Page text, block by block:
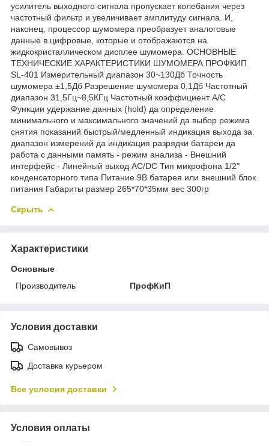
усилитель выходного сигнала пропускает колебания через
частотный фильтр и увеличивает амплитуду сигнала. И,
наконец, процессор шумомера преобразует аналоговые
данные в цифровые, которые и отображаются на
жидкокристаллическом дисплее шумомера. ОСНОВНЫЕ
ТЕХНИЧЕСКИЕ ХАРАКТЕРИСТИКИ ШУМОМЕРА ПРОФКИП
SL-401 Измерительный диапазон 30~130Дб Точность
шумомера ±1,5Дб Разрешение шумомера 0,1Дб Частотный
диапазон 31,5Гц~8,5КГц Частотный коэффициент A/C
Функции удержание данных (hold) да определение
минимального и максимального значений да выбор режима
снятия показаний быстрый/медленный индикация выхода за
диапазон измерений да индикация разрядки батареи да
работа с данными память - режим анализа - Внешний
интерфейс - Линейный выход AC/DC Тип микрофона 1/2"
конденсаторного типа Питание 9В батарея или внешний блок
питания Габариты размер 265*70*35мм вес 300гр
Скрыть
Характеристики
Основные
Производитель
ПрофКиП
Условия доставки
Самовывоз
Доставка курьером
Все условия доставки
Условия оплаты